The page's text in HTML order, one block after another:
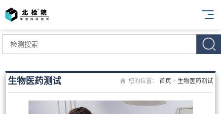
您的位置： 首页 > 生物医药测试
生物医药测试